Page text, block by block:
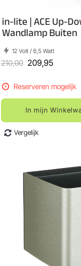
in-lite | ACE Up-
Wandlamp Buiten
12 Volt / 6,5 Watt
210,00 209,95
Reserveren mogelijk
In mijn
Vergelijk